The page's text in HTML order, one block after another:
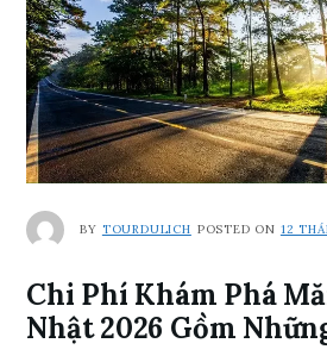
BY TOURDULICH POSTED ON 12
Chi Phí Khám Phá
Nhật 2026 Gồm